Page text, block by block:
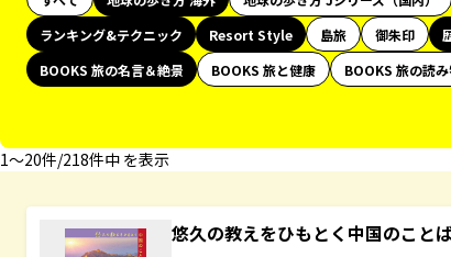
ランキング&テクニック
Resort Style 島旅 御朱印
BOOKS 旅の名言＆絶景
BOOKS 旅と健康 BOOKS 旅の読
1〜20件/218件中 を表示
悠久の教えをひもとく中国のこと